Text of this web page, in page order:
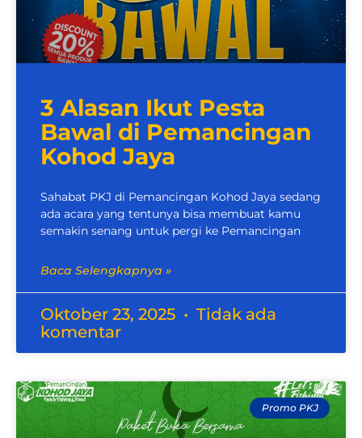
3 Alasan Ikut Pesta
Bawal di Pemancingan
Kohod Jaya
Sahabat PKJ di Pemancingan Kohod Jaya sedang
ada acara yang tentunya bisa membuat kamu
semakin senang untuk pergi ke Pemancingan
Baca Selengkapnya »
Oktober 23, 2025
Tidak ada
komentar
Promo PKJ